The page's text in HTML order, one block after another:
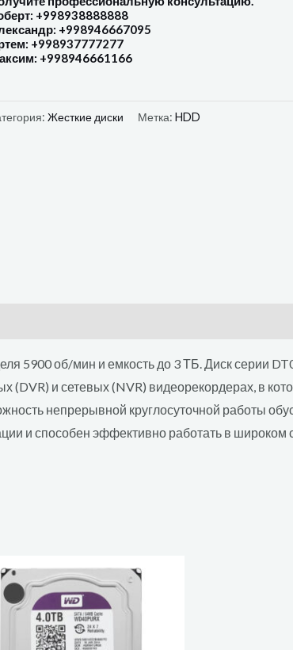
+998938888888
+998946667095
+998937777277
+998946661166
Жесткие диски Метка: HDD
5900 об/мин и емкость до 3 ТБ. Диск серии
и сетевых (NVR) видеорекордерах, в
непрерывной круглосуточной работы
и способен эффективно работать в широком